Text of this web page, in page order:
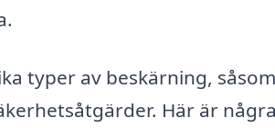
typer av beskärning, såsom
Här är